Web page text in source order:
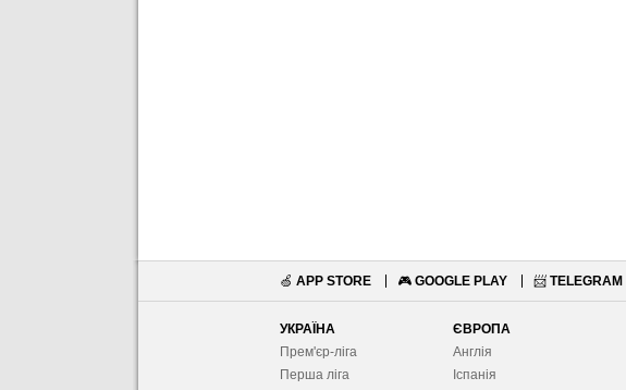
🍏 APP STORE 🎮 GOOGLE PLAY 📨 TELEGRAM
УКРАЇНА
Прем'єр-ліга
Перша ліга
ЄВРОПА
Англія
Іспанія